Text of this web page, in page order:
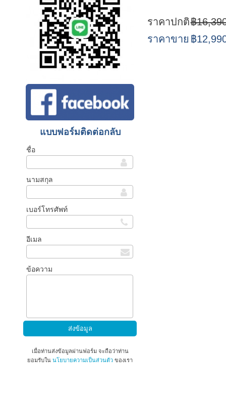
แบบฟอร์มติดต่อกลับ
ชื่อ
นามสกุล
เบอร์โทรศัพท์
อีเมล
ข้อความ
เมื่อท่านส่งข้อมูลผ่านฟอร์ม จะถือว่าท่าน
ยอมรับใน นโยบายความเป็นส่วนตัวของเรา
ราคาปกติ฿
ราคาขาย ฿